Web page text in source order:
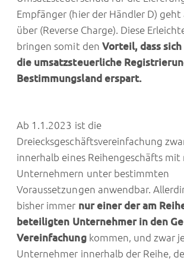
Empfänger (hier der Händler D) geht
über (Reverse Charge). Diese
bringen somit den Vorteil, dass
die umsatzsteuerliche
Bestimmungsland erspart.
Ab 1.1.2023 ist die
Dreiecksgeschäftsvereinfachung
innerhalb eines Reihengeschäfts mit
Unternehmern unter bestimmten
Voraussetzungen anwendbar.
bisher immer nur einer der am
beteiligten Unternehmer in den
Vereinfachung kommen, und zwar
Unternehmer innerhalb der Reihe,